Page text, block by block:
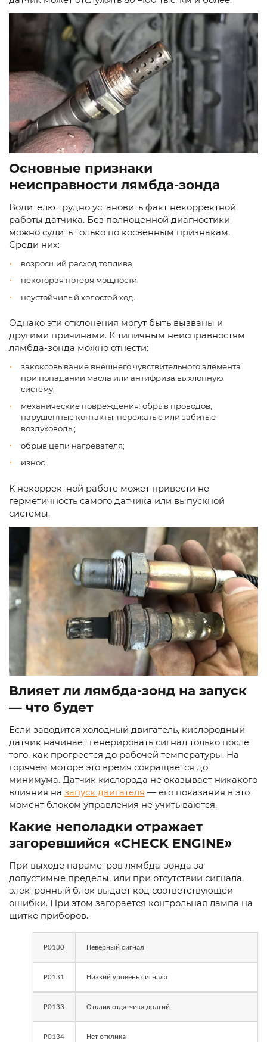
Основные признаки
неисправности лямбда-зонда
Водителю трудно установить факт некорректной
работы датчика. Без полноценной диагностики
можно судить только по косвенным признакам.
Среди них:
возросший расход топлива;
некоторая потеря мощности;
неустойчивый холостой ход.
Однако эти отклонения могут быть вызваны и
другими причинами. К типичным неисправностям
лямбда-зонда можно отнести:
закоксовывание внешнего чувствительного элемента
при попадании масла или антифриза выхлопную
систему;
механические повреждения: обрыв проводов,
нарушенные контакты, пережатые или забитые
воздуховоды;
обрыв цепи нагревателя;
износ.
К некорректной работе может привести не
герметичность самого датчика или выпускной
системы.
Влияет ли лямбда-зонд на запуск
— что будет
Если заводится холодный двигатель, кислородный
датчик начинает генерировать сигнал только после
того, как прогреется до рабочей температуры. На
горячем моторе это время сокращается до
минимума. Датчик кислорода не оказывает никакого
влияния на запуск двигателя — его показания в этот
момент блоком управления не учитываются.
Какие неполадки отражает
загоревшийся «CHECK ENGINE»
При выходе параметров лямбда-зонда за
допустимые пределы, или при отсутствии сигнала,
электронный блок выдает код соответствующей
ошибки. При этом загорается контрольная лампа на
щитке приборов.
Р0130 Неверный сигнал
Р0131 Низкий уровень сигнала
Р0133 Отклик отдатчика долгий
Р0134 Нет отклика